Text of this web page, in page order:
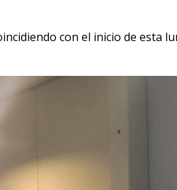
con el inicio de